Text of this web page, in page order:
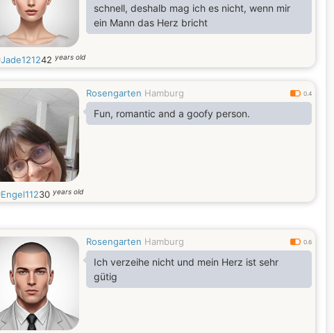
schnell, deshalb mag ich es nicht, wenn mir
ein Mann das Herz bricht
Jade121242 years old
Rosengarten Hamburg 0.4
Fun, romantic and a goofy person.
Engel11230 years old
Rosengarten Hamburg 0.6
Ich verzeihe nicht und mein Herz ist sehr
gütig